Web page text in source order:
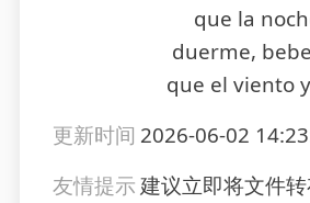
que la
duerme,
que el viento
更新时间 2026-06-02
友情提示建议立即将文件